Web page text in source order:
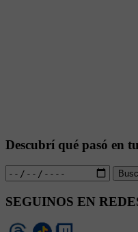
Descubrí qué pasó en
SEGUINOS EN